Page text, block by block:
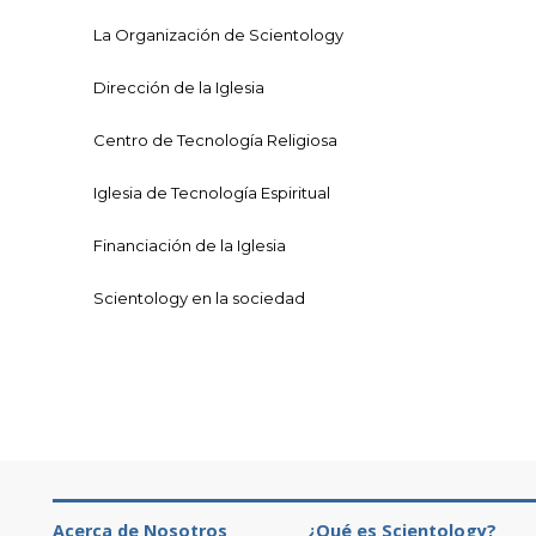
La Organización de Scientology
Dirección de la Iglesia
Centro de Tecnología Religiosa
Iglesia de Tecnología Espiritual
Financiación de la Iglesia
Scientology en la sociedad
Acerca de Nosotros ¿Qué es Scientology?